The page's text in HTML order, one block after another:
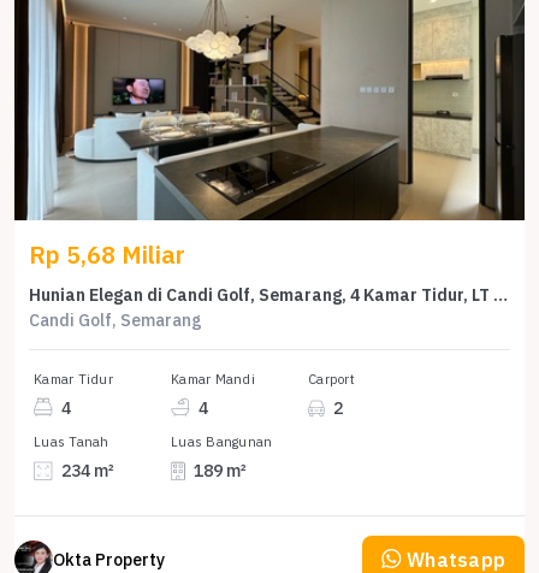
Rp 5,68 Miliar
Hunian Elegan di Candi Golf, Semarang, 4 Kamar Tidur, LT 234m²
Candi Golf, Semarang
Kamar Tidur
4
Kamar Mandi
4
Carport
2
Luas Tanah
234 m²
Luas Bangunan
189 m²
Okta Property Whatsapp